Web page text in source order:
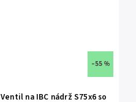
–55 %
Ventil na IBC nádrž S75x6 so